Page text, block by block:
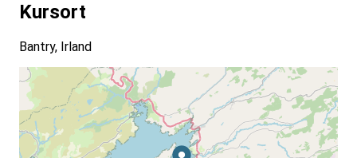
Kursort
Bantry, Irland